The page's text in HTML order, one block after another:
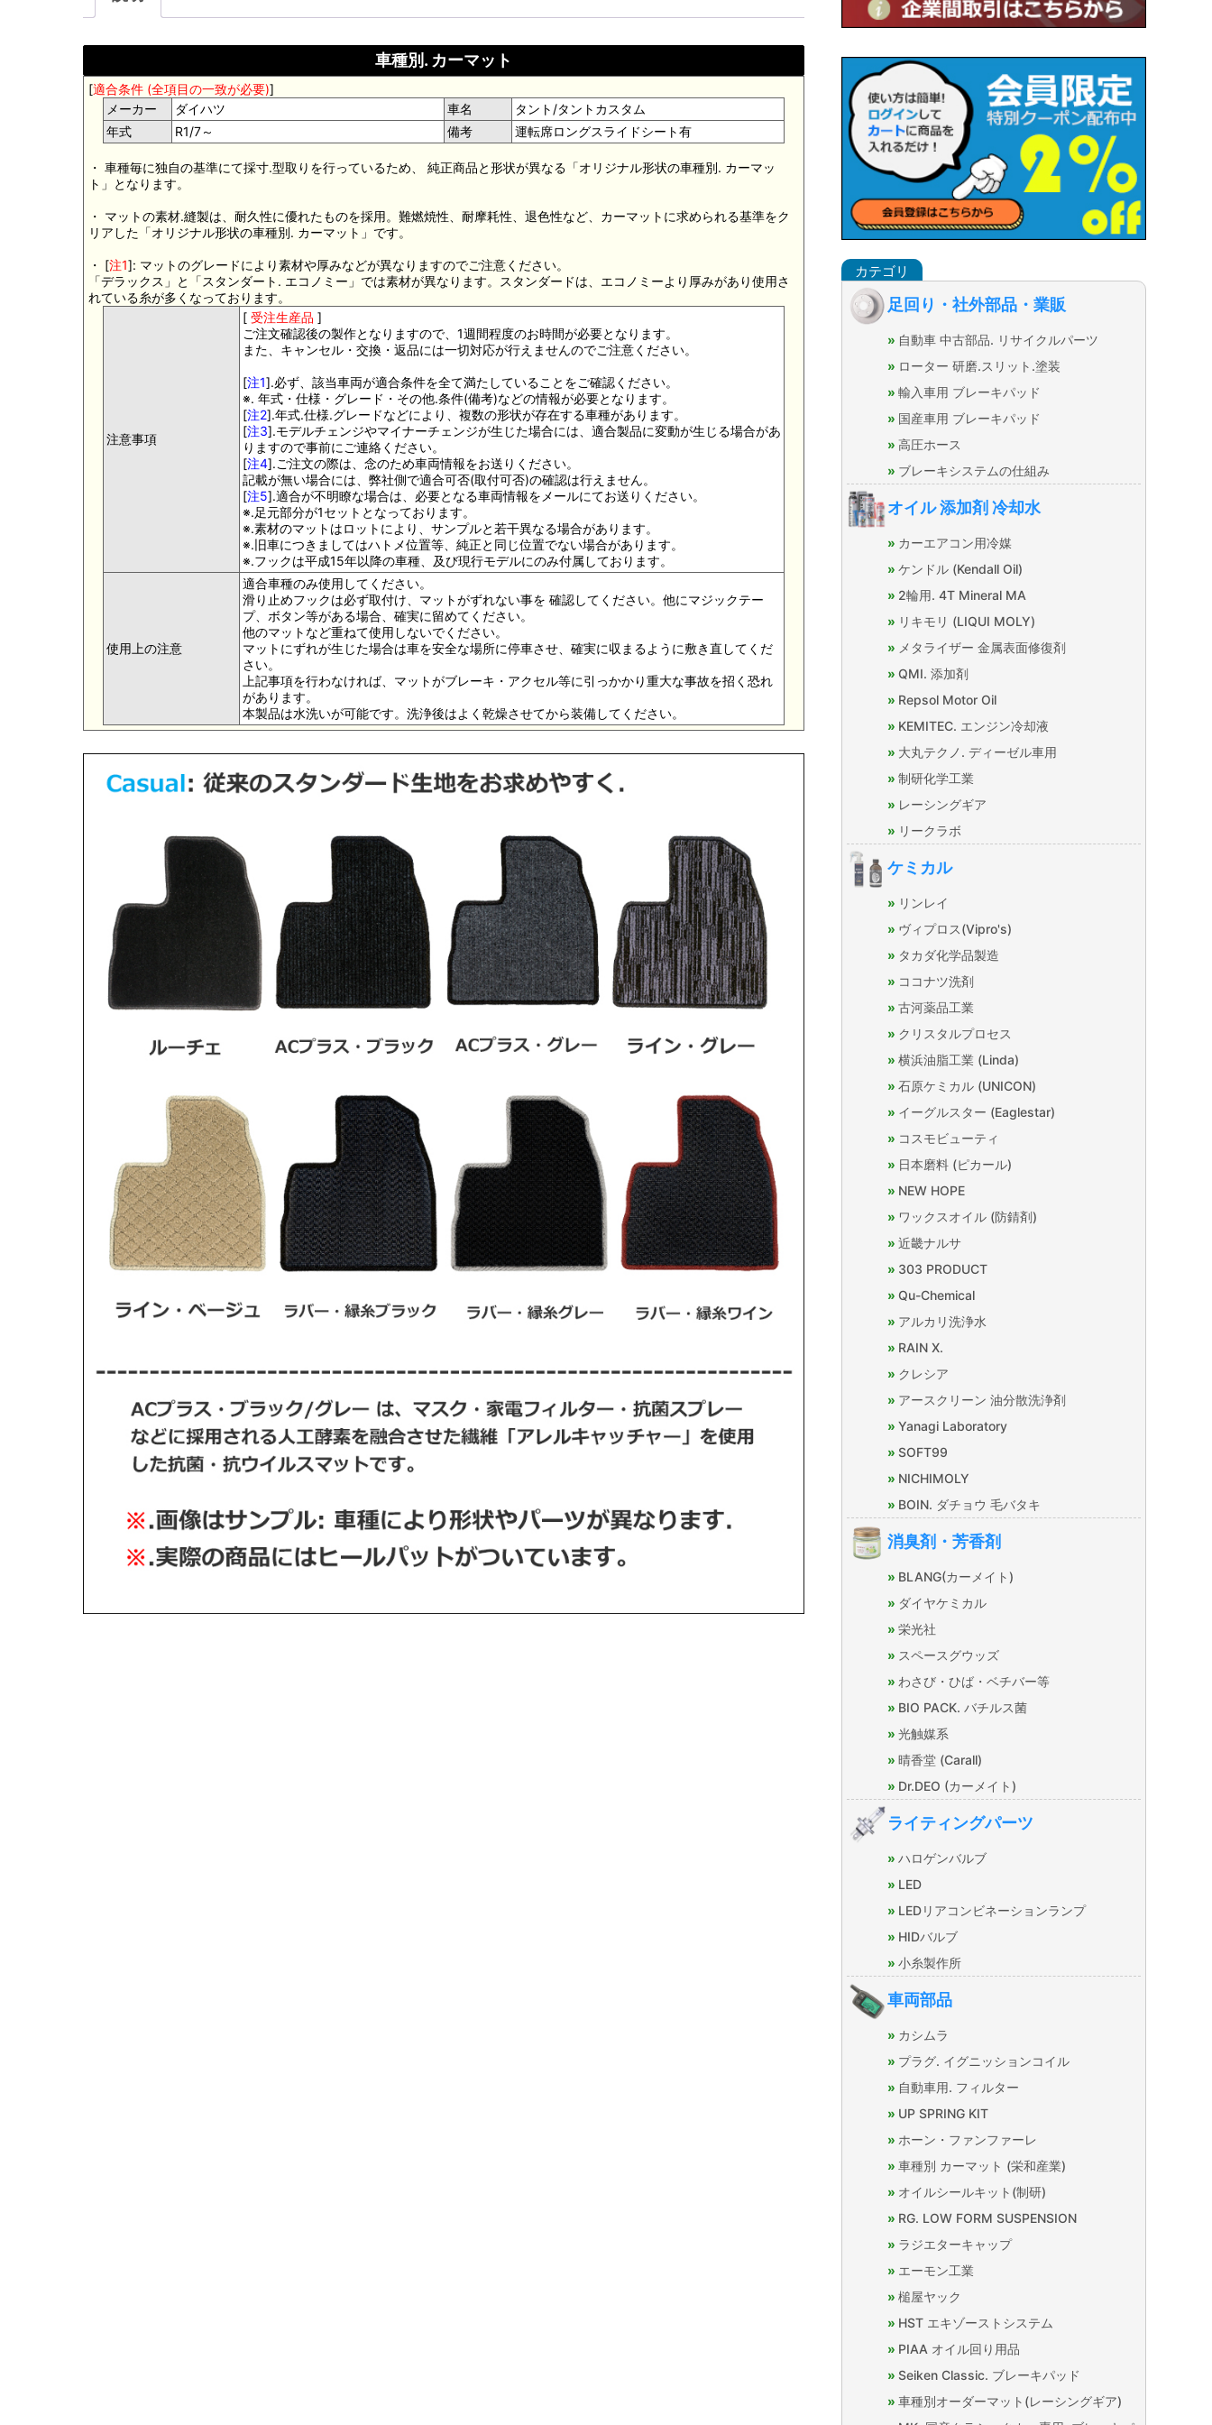
車種別. カーマット
[適合条件 (全項目の一致が必要)]
メーカー
ダイハツ 車名
タント/タントカスタム
年式
R1/7～ 備考 運転席ロングスライドシート有
・ 車種毎に独自の基準にて採寸.型取りを行っているため、 純正商品と形状が異なる「オリジナル形状の車種別. カーマッ
ト」となります。
・ マットの素材.縫製は、耐久性に優れたものを採用。難燃焼性、耐摩耗性、退色性など、カーマットに求められる基準をク
リアした「オリジナル形状の車種別. カーマット」です。
・ [注1]: マットのグレードにより素材や厚みなどが異なりますのでご注意ください。
「デラックス」と「スタンダート. エコノミー」では素材が異なります。スタンダードは、エコノミーより厚みがあり使用さ
れている糸が多くなっております。
注意事項
[ 受注生産品 ]
ご注文確認後の製作となりますので、1週間程度のお時間が必要となります。
また、キャンセル・交換・返品には一切対応が行えませんのでご注意ください。
[注1].必ず、該当車両が適合条件を全て満たしていることをご確認ください。
※. 年式・仕様・グレード・その他.条件(備考)などの情報が必要となります。
[注2].年式.仕様.グレードなどにより、複数の形状が存在する車種があります。
[注3].モデルチェンジやマイナーチェンジが生じた場合には、適合製品に変動が生じる場合があ
りますので事前にご連絡ください。
[注4].ご注文の際は、念のため車両情報をお送りください。
記載が無い場合には、弊社側で適合可否(取付可否)の確認は行えません。
[注5].適合が不明瞭な場合は、必要となる車両情報をメールにてお送りください。
※.足元部分が1セットとなっております。
※.素材のマットはロットにより、サンプルと若干異なる場合があります。
※.旧車につきましてはハトメ位置等、純正と同じ位置でない場合があります。
※.フックは平成15年以降の車種、及び現行モデルにのみ付属しております。
使用上の注意
適合車種のみ使用してください。
滑り止めフックは必ず取付け、マットがずれない事を 確認してください。他にマジックテー
プ、ボタン等がある場合、確実に留めてください。
他のマットなど重ねて使用しないでください。
マットにずれが生じた場合は車を安全な場所に停車させ、確実に収まるように敷き直してくだ
さい。
上記事項を行わなければ、マットがブレーキ・アクセル等に引っかかり重大な事故を招く恐れ
があります。
本製品は水洗いが可能です。洗浄後はよく乾燥させてから装備してください。
足回り・社外部品・業販
自動車 中古部品. リサイクルパーツ
ローター 研磨.スリット.塗装
輸入車用 ブレーキパッド
国産車用 ブレーキパッド
高圧ホース
ブレーキシステムの仕組み
オイル 添加剤 冷却水
カーエアコン用冷媒
ケンドル (Kendall Oil)
2輪用. 4T Mineral MA
リキモリ (LIQUI MOLY)
メタライザー 金属表面修復剤
QMI. 添加剤
Repsol Motor Oil
KEMITEC. エンジン冷却液
大丸テクノ. ディーゼル車用
制研化学工業
レーシングギア
リークラボ
ケミカル
リンレイ
ヴィプロス(Vipro's)
タカダ化学品製造
ココナツ洗剤
古河薬品工業
クリスタルプロセス
横浜油脂工業 (Linda)
石原ケミカル (UNICON)
イーグルスター (Eaglestar)
コスモビューティ
日本磨料 (ピカール)
NEW HOPE
ワックスオイル (防錆剤)
近畿ナルサ
303 PRODUCT
Qu-Chemical
アルカリ洗浄水
RAIN X.
クレシア
アースクリーン 油分散洗浄剤
Yanagi Laboratory
SOFT99
NICHIMOLY
BOIN. ダチョウ 毛バタキ
消臭剤・芳香剤
BLANG(カーメイト)
ダイヤケミカル
栄光社
スペースグウッズ
わさび・ひば・ベチバー等
BIO PACK. バチルス菌
光触媒系
晴香堂 (Carall)
Dr.DEO (カーメイト)
ライティングパーツ
ハロゲンバルブ
LED
LEDリアコンビネーションランプ
HIDバルブ
小糸製作所
車両部品
カシムラ
プラグ. イグニッションコイル
自動車用. フィルター
UP SPRING KIT
ホーン・ファンファーレ
車種別 カーマット (栄和産業)
オイルシールキット(制研)
RG. LOW FORM SUSPENSION
ラジエターキャップ
エーモン工業
槌屋ヤック
HST エキゾーストシステム
PIAA オイル回り用品
Seiken Classic. ブレーキパッド
車種別オーダーマット(レーシングギア)